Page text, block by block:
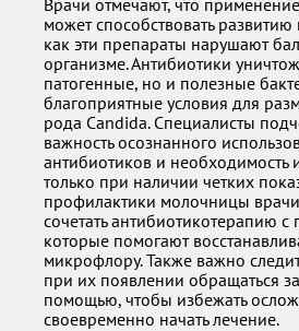
Врачи отмечают, что
может способствовать
как эти препараты нарушают
организме. Антибиотики
патогенные, но и полезные
благоприятные условия для
рода Candida. Специалисты
важность осознанного
антибиотиков и необходимость
только при наличии четких
профилактики молочницы
сочетать антибиотикотерапию
которые помогают
микрофлору. Также важно
при их появлении обращаться
помощью, чтобы избежать
своевременно начать лечение.